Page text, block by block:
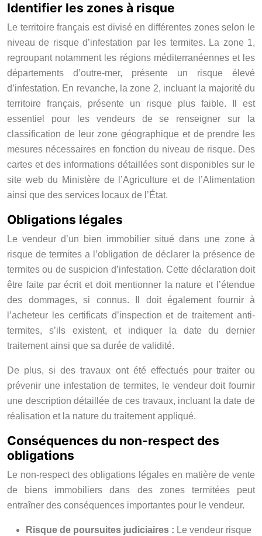
Identifier les zones à risque
Le territoire français est divisé en différentes zones selon le
niveau de risque d’infestation par les termites. La zone 1,
regroupant notamment les régions méditerranéennes et les
départements d’outre-mer, présente un risque élevé
d’infestation. En revanche, la zone 2, incluant la majorité du
territoire français, présente un risque plus faible. Il est
essentiel pour les vendeurs de se renseigner sur la
classification de leur zone géographique et de prendre les
mesures nécessaires en fonction du niveau de risque. Des
cartes et des informations détaillées sont disponibles sur le
site web du Ministère de l’Agriculture et de l’Alimentation
ainsi que des services locaux de l’État.
Obligations légales
Le vendeur d’un bien immobilier situé dans une zone à
risque de termites a l’obligation de déclarer la présence de
termites ou de suspicion d’infestation. Cette déclaration doit
être faite par écrit et doit mentionner la nature et l’étendue
des dommages, si connus. Il doit également fournir à
l’acheteur les certificats d’inspection et de traitement anti-
termites, s’ils existent, et indiquer la date du dernier
traitement ainsi que sa durée de validité.
De plus, si des travaux ont été effectués pour traiter ou
prévenir une infestation de termites, le vendeur doit fournir
une description détaillée de ces travaux, incluant la date de
réalisation et la nature du traitement appliqué.
Conséquences du non-respect des
obligations
Le non-respect des obligations légales en matière de vente
de biens immobiliers dans des zones termitées peut
entraîner des conséquences importantes pour le vendeur.
Risque de poursuites judiciaires : Le vendeur risque